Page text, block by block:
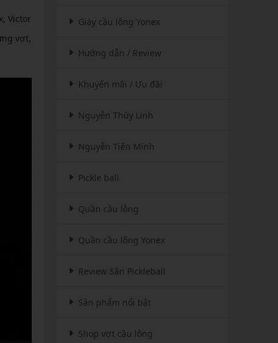
Victor
vợt,
Giày cầu lông Yonex
Hướng dẫn / Review
Khuyến mãi / Ưu đãi
Nguyễn Thùy Linh
Nguyễn Tiến Minh
Pickle ball
Quần cầu lông
Quần cầu lông Yonex
Review Sân Pickleball
Sản phẩm nổi bật
Shop vợt cầu lông